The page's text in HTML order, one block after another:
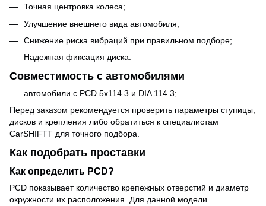
Точная центровка колеса;
Улучшение внешнего вида автомобиля;
Снижение риска вибраций при правильном подборе;
Надежная фиксация диска.
Совместимость с автомобилями
автомобили с PCD 5x114.3 и DIA 114.3;
Перед заказом рекомендуется проверить параметры ступицы,
дисков и крепления либо обратиться к специалистам
CarSHIFTT для точного подбора.
Как подобрать проставки
Как определить PCD?
PCD показывает количество крепежных отверстий и диаметр
окружности их расположения. Для данной модели